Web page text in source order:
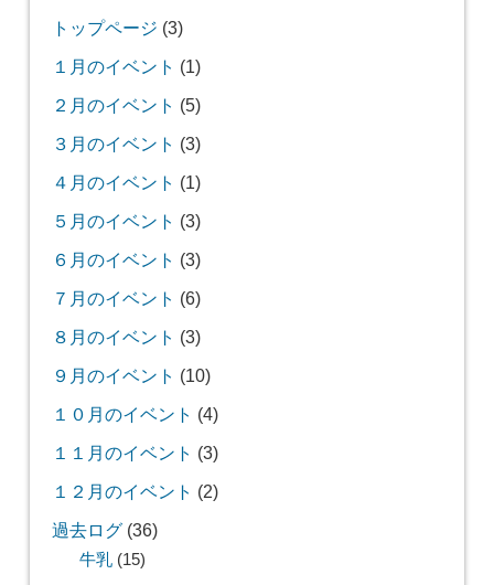
トップページ (3)
１月のイベント (1)
２月のイベント (5)
３月のイベント (3)
４月のイベント (1)
５月のイベント (3)
６月のイベント (3)
７月のイベント (6)
８月のイベント (3)
９月のイベント (10)
１０月のイベント (4)
１１月のイベント (3)
１２月のイベント (2)
過去ログ(36)
牛乳(15)